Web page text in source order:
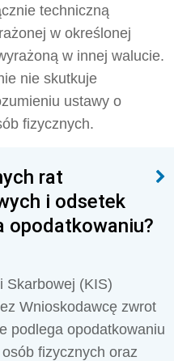
techniczną
w określonej
w innej walucie.
nie skutkuje
ustawy o
fizycznych.
rat
i odsetek
opodatkowaniu?
Skarbowej (KIS)
Wnioskodawcę zwrot
podlega opodatkowaniu
fizycznych oraz